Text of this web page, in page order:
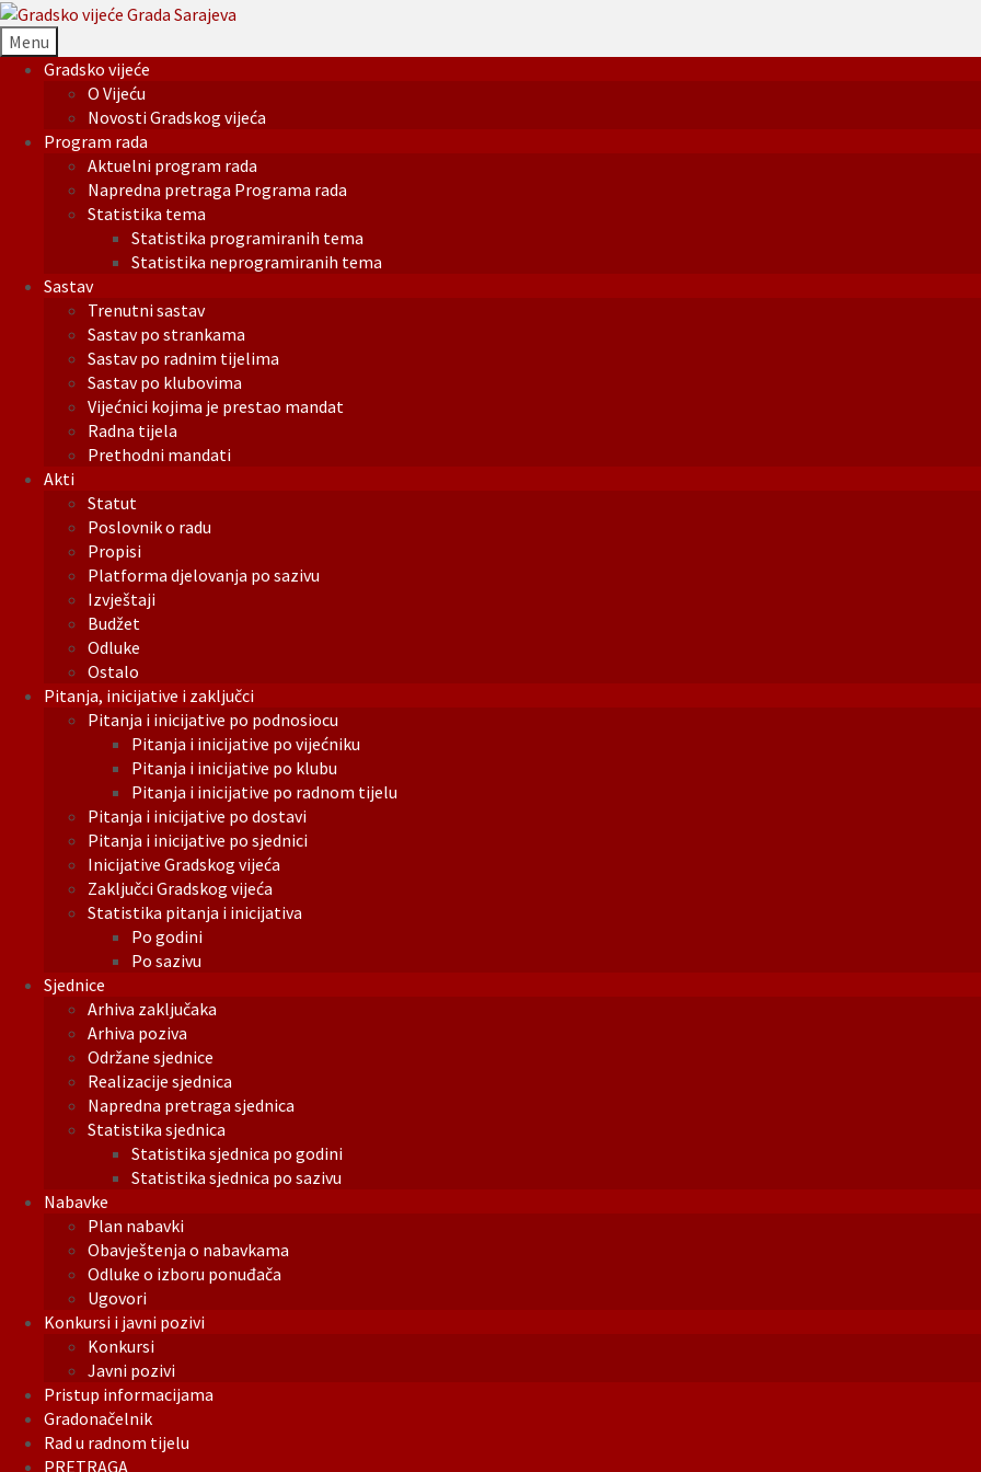
Menu
Gradsko vijeće
O Vijeću
Novosti Gradskog vijeća
Program rada
Aktuelni program rada
Napredna pretraga Programa rada
Statistika tema
Statistika programiranih tema
Statistika neprogramiranih tema
Sastav
Trenutni sastav
Sastav po strankama
Sastav po radnim tijelima
Sastav po klubovima
Vijećnici kojima je prestao mandat
Radna tijela
Prethodni mandati
Akti
Statut
Poslovnik o radu
Propisi
Platforma djelovanja po sazivu
Izvještaji
Budžet
Odluke
Ostalo
Pitanja, inicijative i zaključci
Pitanja i inicijative po podnosiocu
Pitanja i inicijative po vijećniku
Pitanja i inicijative po klubu
Pitanja i inicijative po radnom tijelu
Pitanja i inicijative po dostavi
Pitanja i inicijative po sjednici
Inicijative Gradskog vijeća
Zaključci Gradskog vijeća
Statistika pitanja i inicijativa
Po godini
Po sazivu
Sjednice
Arhiva zaključaka
Arhiva poziva
Održane sjednice
Realizacije sjednica
Napredna pretraga sjednica
Statistika sjednica
Statistika sjednica po godini
Statistika sjednica po sazivu
Nabavke
Plan nabavki
Obavještenja o nabavkama
Odluke o izboru ponuđača
Ugovori
Konkursi i javni pozivi
Konkursi
Javni pozivi
Pristup informacijama
Gradonačelnik
Rad u radnom tijelu
PRETRAGA